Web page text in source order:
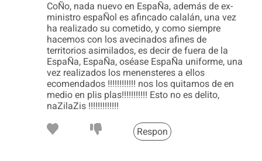
CoÑo, nada nuevo en EspaÑa, además de ex-
ministro espaÑol es afincado calalán, una vez
ha realizado su cometido, y como siempre
hacemos con los avecinados afines de
territorios asimilados, es decir de fuera de la
EspaÑa, EspaÑa, oséase EspaÑa uniforme, una
vez realizados los menensteres a ellos
ecomendados !!!!!!!!!!!! nos los quitamos de en
medio en plis plas!!!!!!!!!!! Esto no es delito,
naZilaZis !!!!!!!!!!!!!
Respon